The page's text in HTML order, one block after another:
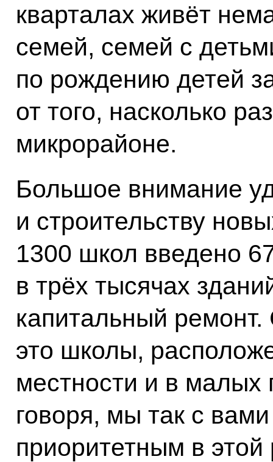
кварталах живёт
семей, семей с
по рождению детей
от того, насколько
микрорайоне.
Большое внимание
и строительству
1300 школ введено
в трёх тысячах
капитальный
это школы,
местности и в малых
говоря, мы так с
приоритетным в